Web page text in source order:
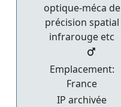
optique-méca de
précision spatial
infrarouge etc
Emplacement:
France
IP archivée